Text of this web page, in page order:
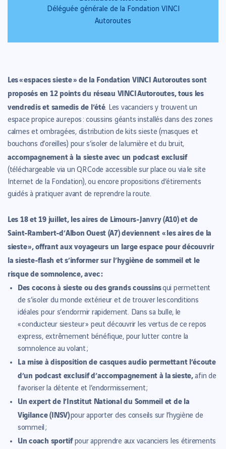
Déléguée générale de la Fondation VINCI
Autoroutes
Les « espaces sieste » de la Fondation VINCI Autoroutes sont
proposés en 12 points du réseau VINCI Autoroutes, tous les
vendredis et samedis de l’été. Les vacanciers y trouvent un
espace propice au repos : coussins géants installés dans des zones
calmes et ombragées, distribution de kits sieste (masques et
bouchons d’oreilles) pour s’isoler de la lumière et du bruit,
accompagnement à la sieste avec un podcast exclusif
(téléchargeable via un QR Code accessible sur place ou via le site
Internet de la Fondation), ou encore propositions d’étirements
guidés à pratiquer avant de reprendre la route.
Les 18 et 19 juillet, les aires de Limours-Janvry (A10) et de
Saint-Rambert-d’Albon Ouest (A7) deviennent « les aires de la
sieste », offrant aux voyageurs un large espace pour découvrir
la sieste-flash et s’informer sur l’hygiène de sommeil et le
risque de somnolence, avec :
Des cocons à sieste ou des grands coussinsqui permettent
de s’isoler du monde extérieur et de trouver les conditions
idéales pour s’endormir rapidement. Dans sa bulle, le
« conducteur siesteur » peut découvrir les vertus de ce repos
express, extrêmement bénéfique, pour lutter contre la
somnolence au volant ;
La mise à disposition de casques audio permettant l’écoute
d’un podcast exclusif d’accompagnement à la sieste,afin de
favoriser la détente et l’endormissement ;
Un expert de l’Institut National du Sommeil et de la
Vigilance (INSV)pour apporter des conseils sur l’hygiène de
sommeil ;
Un coach sportifpour apprendre aux vacanciers les étirements